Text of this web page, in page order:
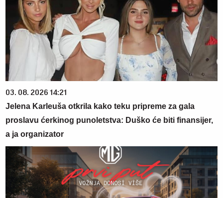
03. 08. 2026 14:21
Jelena Karleuša otkrila kako teku pripreme za gala
proslavu ćerkinog punoletstva: Duško će biti finansijer,
a ja organizator